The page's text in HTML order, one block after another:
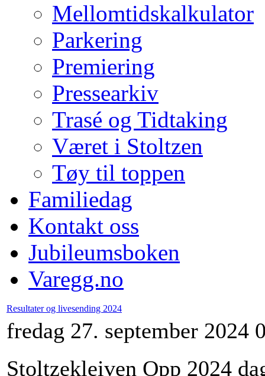
Mellomtidskalkulator
Parkering
Premiering
Pressearkiv
Trasé og Tidtaking
Været i Stoltzen
Tøy til toppen
Familiedag
Kontakt oss
Jubileumsboken
Varegg.no
Resultater og livesending 2024
fredag 27. september 2024
Stoltzekleiven Opp 2024